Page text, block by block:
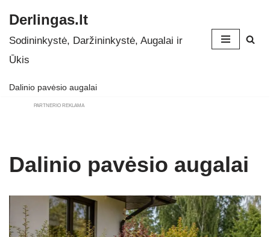
Skip
to
Derlingas.lt
Sodininkystė, Daržininkystė, Augalai ir
Ūkis
Dalinio pavėsio augalai
PARTNERIO REKLAMA
Dalinio pavėsio augalai